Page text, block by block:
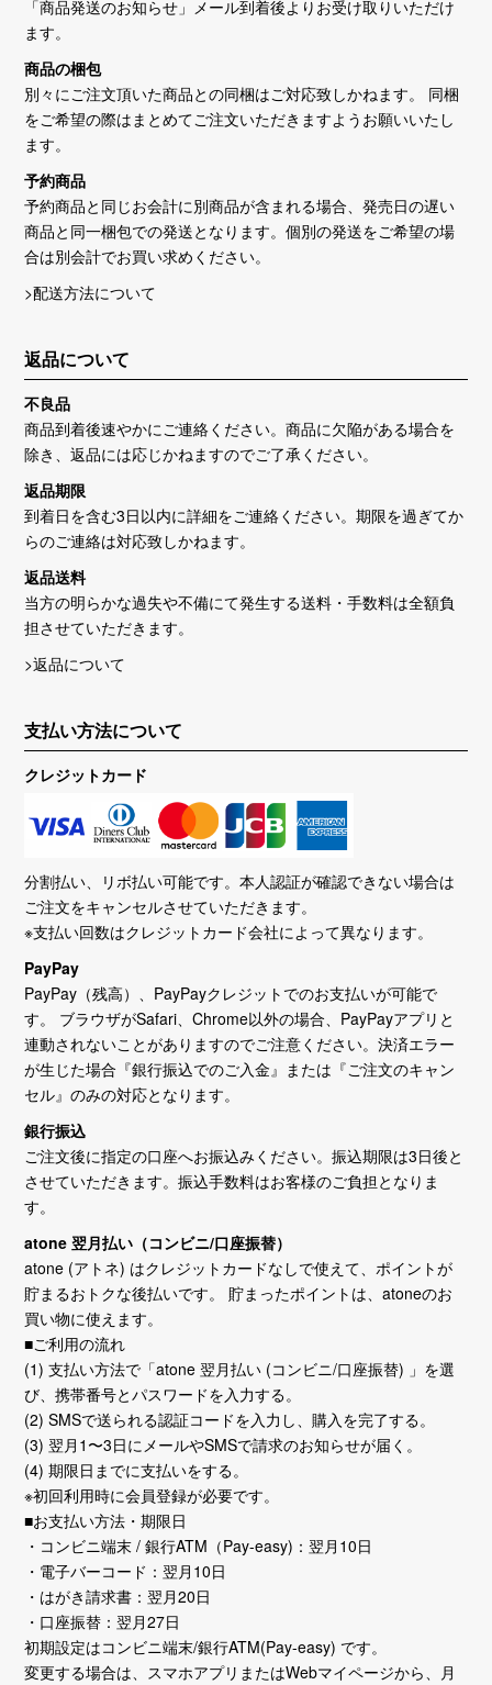
「商品発送のお知らせ」メール到着後よりお受け取りいただけ
ます。
商品の梱包
別々にご注文頂いた商品との同梱はご対応致しかねます。 同梱
をご希望の際はまとめてご注文いただきますようお願いいたし
ます。
予約商品
予約商品と同じお会計に別商品が含まれる場合、発売日の遅い
商品と同一梱包での発送となります。個別の発送をご希望の場
合は別会計でお買い求めください。
>配送方法について
返品について
不良品
商品到着後速やかにご連絡ください。商品に欠陥がある場合を
除き、返品には応じかねますのでご了承ください。
返品期限
到着日を含む3日以内に詳細をご連絡ください。期限を過ぎてか
らのご連絡は対応致しかねます。
返品送料
当方の明らかな過失や不備にて発生する送料・手数料は全額負
担させていただきます。
>返品について
支払い方法について
クレジットカード
分割払い、リボ払い可能です。本人認証が確認できない場合は
ご注文をキャンセルさせていただきます。
※支払い回数はクレジットカード会社によって異なります。
PayPay
PayPay（残高）、PayPayクレジットでのお支払いが可能で
す。 ブラウザがSafari、Chrome以外の場合、PayPayアプリと
連動されないことがありますのでご注意ください。決済エラー
が生じた場合『銀行振込でのご入金』または『ご注文のキャン
セル』のみの対応となります。
銀行振込
ご注文後に指定の口座へお振込みください。振込期限は3日後と
させていただきます。振込手数料はお客様のご負担となりま
す。
atone 翌月払い（コンビニ/口座振替）
atone (アトネ) はクレジットカードなしで使えて、ポイントが
貯まるおトクな後払いです。 貯まったポイントは、atoneのお
買い物に使えます。
■ご利用の流れ
(1) 支払い方法で「atone 翌月払い (コンビニ/口座振替) 」を選
び、携帯番号とパスワードを入力する。
(2) SMSで送られる認証コードを入力し、購入を完了する。
(3) 翌月1〜3日にメールやSMSで請求のお知らせが届く。
(4) 期限日までに支払いをする。
※初回利用時に会員登録が必要です。
■お支払い方法・期限日
・コンビニ端末 / 銀行ATM（Pay-easy)：翌月10日
・電子バーコード：翌月10日
・はがき請求書：翌月20日
・口座振替：翌月27日
初期設定はコンビニ端末/銀行ATM(Pay-easy) です。
変更する場合は、スマホアプリまたはWebマイページから、月